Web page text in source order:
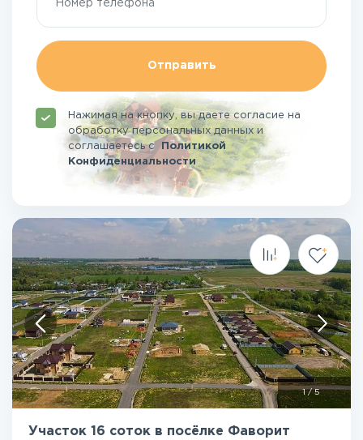
Отправить
Нажимая на кнопку, вы даете согласие на
обработку персональных данных и
соглашаетесьсПолитикой
Конфиденциальности
1/ 5
Участок 16 соток в посёлке Фаворит